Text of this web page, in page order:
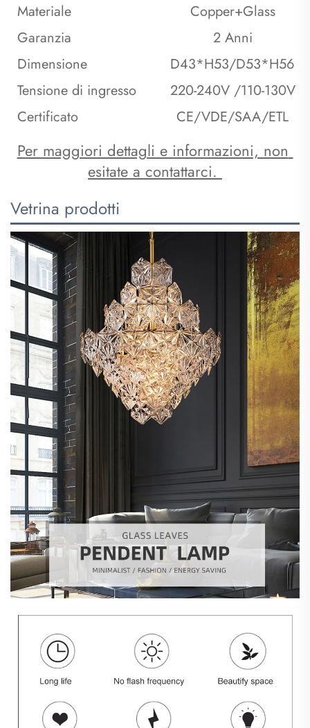
Materiale
Copper+Glass
Garanzia
2 Anni
Dimensione
D43*H53/D53*H56
Tensione di ingresso
220-240V /110-130V
Certificato
CE/VDE/SAA/ETL
Per maggiori dettagli e informazioni, non
esitate a contattarci.
Vetrina prodotti